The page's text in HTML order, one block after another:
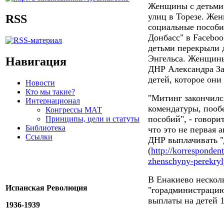
RSS
Навигация
Новости
Кто мы такие?
Интернационал
Конгрессы МАТ
Принципы, цели и статуты
Библиотека
Ссылки
Испанская Революция
1936-1939
Женщины с детьми
улиц в Торезе.
социальные
Донбасс" в
детьми перекрыли
Энгельса.
ДНР Александра
детей, которое
"Митинг
комендатуры,
пособий", -
что это не первая
ДНР выплачивать
(http://
zhenschyny-
В Енакиево
выплаты на детей